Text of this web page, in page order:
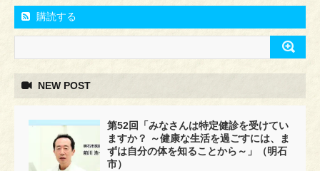
購読する
NEW POST
第52回「みなさんは特定健診を受けてい
ますか？ ～健康な生活を過ごすには、ま
ずは自分の体を知ることから～」（明石
市）